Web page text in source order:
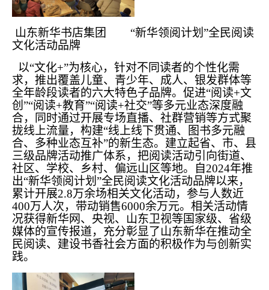
山东新华书店集团 “新华领阅计划”全民阅读
文化活动品牌
以“文化+”为核心，针对不同读者的个性化需
求，推出覆盖儿童、青少年、成人、银发群体等
全年龄段读者的六大特色子品牌。促进“阅读+文
创”“阅读+教育”“阅读+社交”等多元业态深度融
合，同时通过开展专场直播、社群营销等方式聚
拢线上流量，构建“线上线下贯通、图书多元融
合、多种业态互补”的新生态。建立起省、市、县
三级品牌活动推广体系，把阅读活动引向街道、
社区、学校、乡村、偏远山区等地。自2024年推
出“新华领阅计划”全民阅读文化活动品牌以来，
累计开展2.8万余场相关文化活动，参与人数近
400万人次，带动销售6000余万元。相关活动情
况获得新华网、央视、山东卫视等国家级、省级
媒体的宣传报道，充分彰显了山东新华在推动全
民阅读、建设书香社会方面的积极作为与创新实
践。